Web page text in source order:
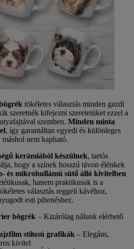
tökéletes választás minden gazdi
szeretnék kifejezni szeretetüket ezzel a
szemben. Minden minta
, így garantáltan egyedi és különleges
nem kapható.
kerámiából készülnek, tartós
hogy a színek hosszú távon élénkek
és mikrohullámú sütő álló kivitelben
hanem praktikusak is a
választás reggeli kávéhoz,
esti pihenéshez.
bögrék – Kizárólag nálunk elérhető
stílusú grafikák – Elegáns,
kivitel